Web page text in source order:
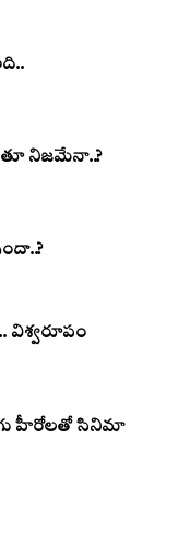
నిజమేనా..?
విశ్వరూపం
హీరోలతో సినిమా